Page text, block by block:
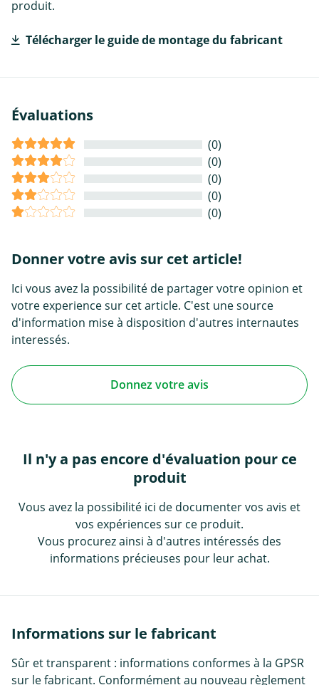
produit.
Télécharger le guide de montage du fabricant
Évaluations
(0)
(0)
(0)
(0)
(0)
Donner votre avis sur cet article!
Ici vous avez la possibilité de partager votre opinion et
votre experience sur cet article. C'est une source
d'information mise à disposition d'autres internautes
interessés.
Donnez votre avis
Il n'y a pas encore d'évaluation pour ce
produit
Vous avez la possibilité ici de documenter vos avis et
vos expériences sur ce produit.
Vous procurez ainsi à d'autres intéressés des
informations précieuses pour leur achat.
Informations sur le fabricant
Sûr et transparent : informations conformes à la GPSR
sur le fabricant. Conformément au nouveau règlement